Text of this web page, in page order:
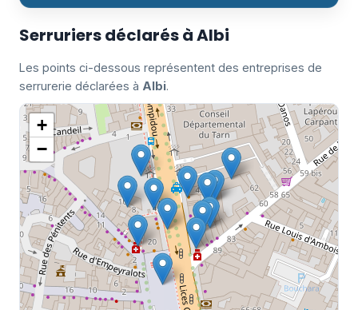
Serruriers déclarés à Albi
Les points ci-dessous représentent des entreprises de
serrurerie déclarées à Albi.
+
−